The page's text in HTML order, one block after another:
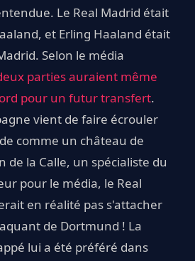
Le Real Madrid était
et Erling Haaland était
Selon le média
parties auraient même
pour un futur transfert.
vient de faire écrouler
comme un château de
de la Calle, un spécialiste du
pour le média, le Real
en réalité pas s'attacher
de Dortmund ! La
lui a été préféré dans